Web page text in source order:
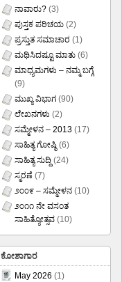
ನಾವಾರು? (3)
ಪುಸ್ತಕ ಪರಿಚಯ (2)
ಪ್ರಸ್ತುತ ಸಮಾಚಾರ (1)
ಮಥಿಸಿದಷ್ಟೂ ಮಾತು (6)
ಮಾಧ್ಯಮಗಳು – ನಮ್ಮ ಬಗ್ಗೆ
(9)
ಮುಖ್ಯ ವಿಭಾಗ (90)
ಲೇಖನಗಳು (2)
ಸಮ್ಮೇಳನ – 2013 (17)
ಸಾಹಿತ್ಯ ಗೋಷ್ಠಿ (6)
ಸಾಹಿತ್ಯ ಸುದ್ದಿ (24)
ಸ್ಮರಣೆ (7)
೨೦೦೯ – ಸಮ್ಮೇಳನ (10)
೨೦೧೧ ನೇ ವಸಂತ
ಸಾಹಿತ್ಯೋತ್ಸವ (10)
ಕೋಶಾಗಾರ
May 2026 (1)